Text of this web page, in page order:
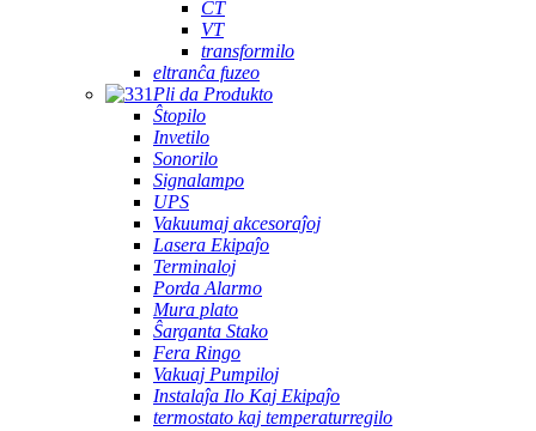
CT
VT
transformilo
eltranĉa fuzeo
Pli da Produkto
Ŝtopilo
Invetilo
Sonorilo
Signalampo
UPS
Vakuumaj akcesoraĵoj
Lasera Ekipaĵo
Terminaloj
Porda Alarmo
Mura plato
Ŝarganta Stako
Fera Ringo
Vakuaj Pumpiloj
Instalaĵa Ilo Kaj Ekipaĵo
termostato kaj temperaturregilo